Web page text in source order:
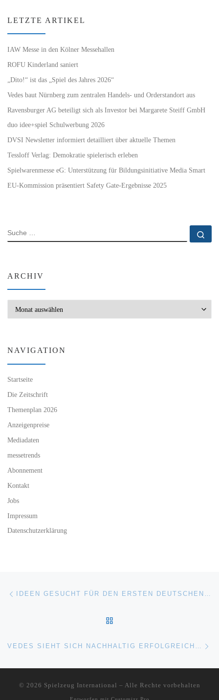
LETZTE ARTIKEL
IAW Messe in den Kölner Messehallen
ROFU Kinderland saniert
„Dito!“ ist das „Spiel des Jahres 2026“
Vedes baut Nürnberg zum zentralen Handels- und Orderstandort aus
Ravensburger AG beteiligt sich als Investor bei Margarete Steiff GmbH
duo idee+spiel Schulwerbung 2026
DVSI Newsletter informiert detailliert über aktuelle Themen
Tessloff Verlag: Demokratie spielerisch erleben
Spielwarenmesse eG: Unterstützung für Bildungsinitiative Media Smart
EU-Kommission präsentiert Safety Gate-Ergebnisse 2025
SUCHE
ARCHIV
NAVIGATION
Startseite
Die Zeitschrift
Themenplan 2026
Anzeigenpreise
Mediadaten
messetrends
Abonnement
Kontakt
Jobs
Impressum
Datenschutzerklärung
Beitragsnavigation IDEEN GESUCHT FÜR DEN ERSTEN DEUTSCHEN KINDER-ERFINDERTAG
VEDES SIEHT SICH NACHHALTIG ERFOLGREICH UND PROFITABEL
© 2026 Spielzeug International – Alle Rechte vorbehalten